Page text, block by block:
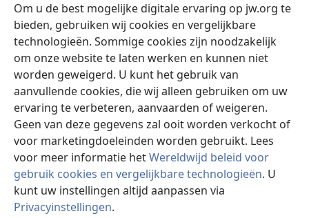
Om u de best mogelijke digitale ervaring op jw.org te
bieden, gebruiken wij cookies en vergelijkbare
technologieën. Sommige cookies zijn noodzakelijk
om onze website te laten werken en kunnen niet
worden geweigerd. U kunt het gebruik van
aanvullende cookies, die wij alleen gebruiken om uw
ervaring te verbeteren, aanvaarden of weigeren.
Geen van deze gegevens zal ooit worden verkocht of
voor marketingdoeleinden worden gebruikt. Lees
voor meer informatie hetWereldwijd beleid voor
gebruik cookies en vergelijkbare technologieën. U
kunt uw instellingen altijd aanpassen via
Privacyinstellingen.
Suku
Bijdrage
(opent
venster)Waktitoren LIBRARY TAPU INTERNET™
(opent
nieuw
venster)JW Hub ®
(opent
nieuw
Copyright© 2026 Watch Tower Bible and Tract Society of Pennsylvania.
GEBRUIKSVOORWAARDEN
PRIVACYINSTELLINGEN